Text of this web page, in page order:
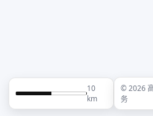
10
km
© 2026
务